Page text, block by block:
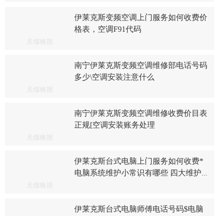
伊莱克斯变频空调上门服务如何收费价
格表，空调F91代码
南宁伊莱克斯变频空调维修部电话号码
多少\空调安装注意什么
南宁伊莱克斯变频空调维修收费价目表
正规[空调安装账务处理
伊莱克斯台式电脑上门服务如何收费*
电脑系统维护小常识有哪些 四大维护
伊莱克斯台式电脑师傅电话号码$电脑